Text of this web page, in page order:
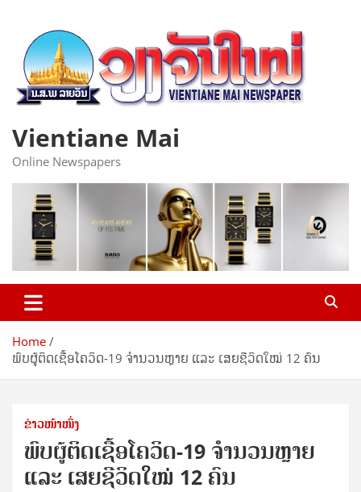
content
Vientiane Mai
Online Newspapers
Home
ພົບຜູ້ຕິດເຊື້ອໂຄວິດ-19 ຈຳນວນຫຼາຍ ແລະ ເສຍຊີວິດໃໝ່ 12 ຄົນ
ຂ່າວໜ້າໜຶ່ງ
ພົບຜູ້ຕິດເຊື້ອໂຄວິດ-19 ຈຳນວນຫຼາຍ
ແລະ ເສຍຊີວິດໃໝ່ 12 ຄົນ